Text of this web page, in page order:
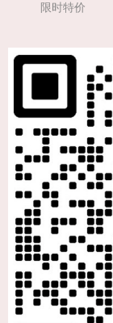
限时特价